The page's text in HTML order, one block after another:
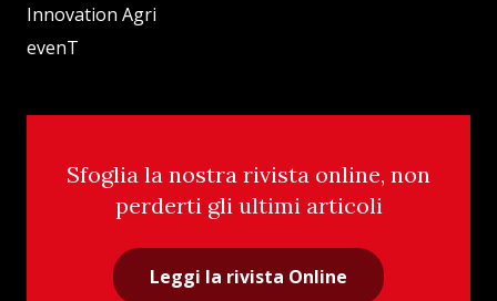
Innovation Agri
evenT
Sfoglia la nostra rivista online, non
perderti gli ultimi articoli
Leggi la rivista Online